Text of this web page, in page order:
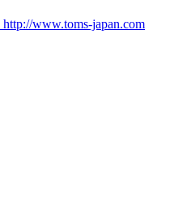
http://www.toms-japan.com